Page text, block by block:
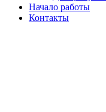
Начало работы
Контакты